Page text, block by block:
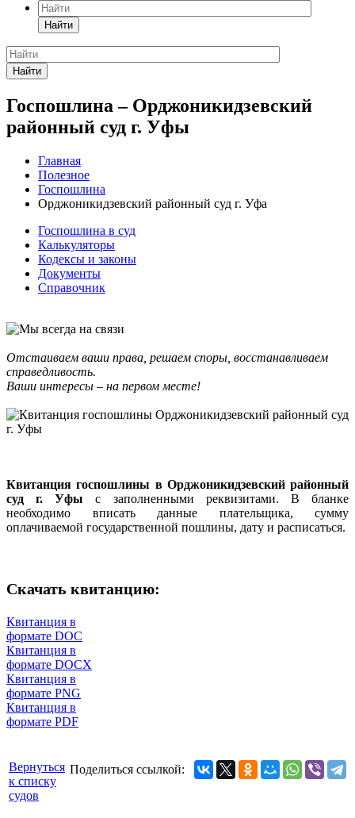
Найти
Найти
Госпошлина – Орджоникидзевский
районный суд г. Уфы
Главная
Полезное
Госпошлина
Орджоникидзевский районный суд г. Уфа
Госпошлина в суд
Калькуляторы
Кодексы и законы
Документы
Справочник
Отстаиваем ваши права, решаем споры, восстанавливаем
справедливость.
Ваши интересы – на первом месте!
Квитанция госпошлины в Орджоникидзевский районный
суд г. Уфы с заполненными реквизитами. В бланке
необходимо вписать данные плательщика, сумму
оплачиваемой государственной пошлины, дату и расписаться.
Скачать квитанцию:
Квитанция в
формате DOC
Квитанция в
формате DOCX
Квитанция в
формате PNG
Квитанция в
формате PDF
Поделиться ссылкой:
Вернуться
к списку
судов